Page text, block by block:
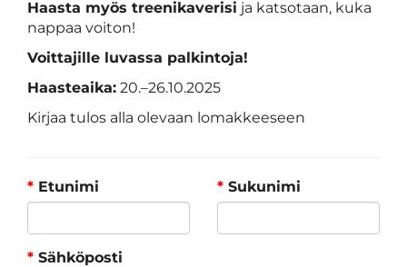
Haasta myös treenikaverisi ja katsotaan, kuka
nappaa voiton!
Voittajille luvassa palkintoja!
Haasteaika: 20.–26.10.2025
Kirjaa tulos alla olevaan lomakkeeseen
* Etunimi * Sukunimi
* Sähköposti